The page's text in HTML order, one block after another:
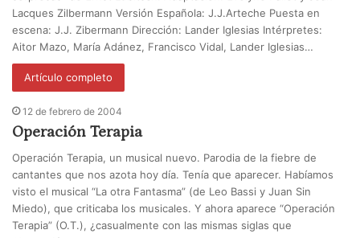
Lacques Zilbermann Versión Española: J.J.Arteche Puesta en
escena: J.J. Zibermann Dirección: Lander Iglesias Intérpretes:
Aitor Mazo, María Adánez, Francisco Vidal, Lander Iglesias…
Artículo completo
12 de febrero de 2004
Operación Terapia
Operación Terapia, un musical nuevo. Parodia de la fiebre de
cantantes que nos azota hoy día. Tenía que aparecer. Habíamos
visto el musical “La otra Fantasma” (de Leo Bassi y Juan Sin
Miedo), que criticaba los musicales. Y ahora aparece “Operación
Terapia” (O.T.), ¿casualmente con las mismas siglas que